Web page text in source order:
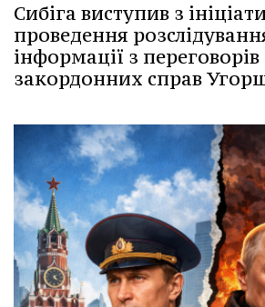
Сибіга виступив з
проведення
інформації з переговорів
закордонних справ